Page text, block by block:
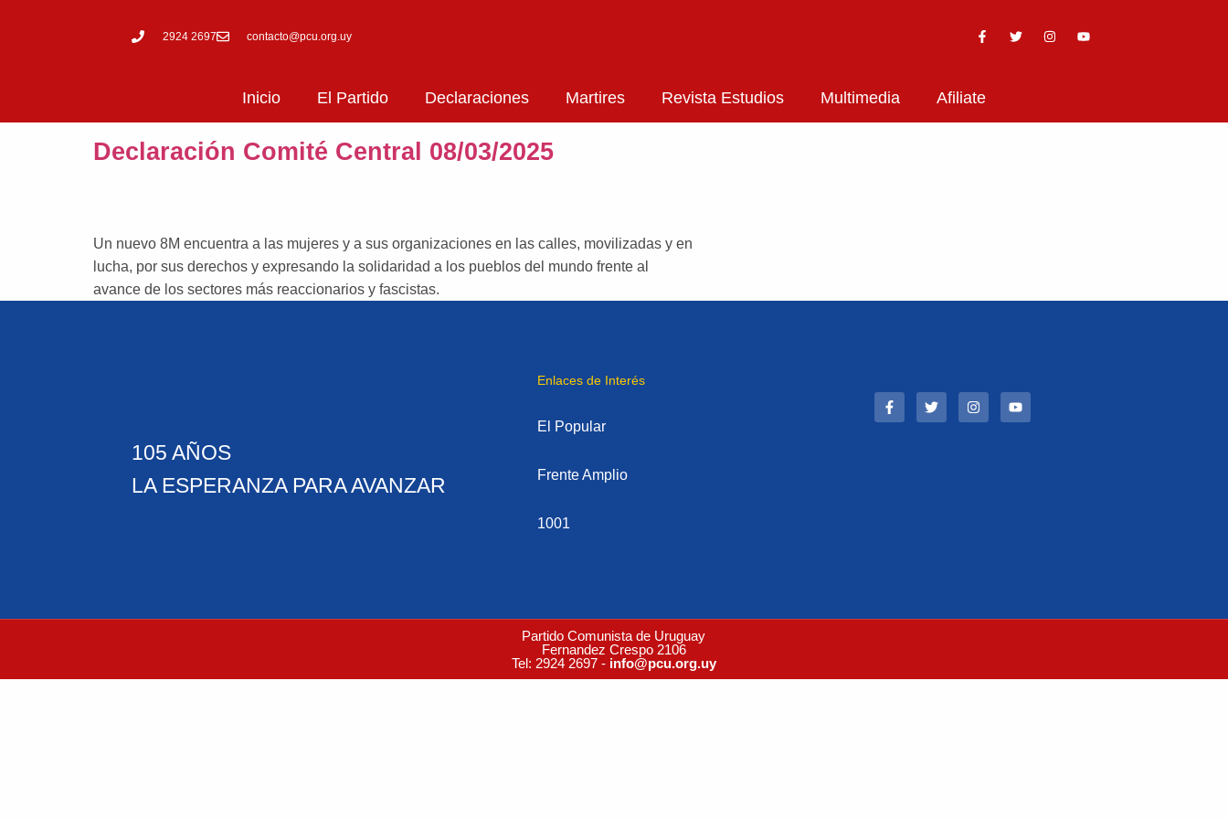
2924 2697 contacto@pcu.org.uy
Inicio El Partido Declaraciones Martires Revista Estudios Multimedia Afiliate
Declaración Comité Central 08/03/2025
Un nuevo 8M encuentra a las mujeres y a sus organizaciones en las calles, movilizadas y en
lucha, por sus derechos y expresando la solidaridad a los pueblos del mundo frente al
avance de los sectores más reaccionarios y fascistas.
105 AÑOS
LA ESPERANZA PARA AVANZAR
Enlaces de Interés
El Popular
Frente Amplio
1001
Partido Comunista de Uruguay
Fernandez Crespo 2106
Tel: 2924 2697 - info@pcu.org.uy